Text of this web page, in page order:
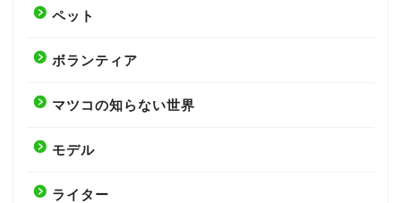
ペット
ボランティア
マツコの知らない世界
モデル
ライター